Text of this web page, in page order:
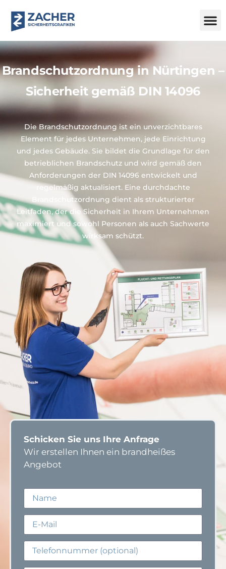
Brandschutzordnung in Nürtingen –
Sicherheit gemäß DIN 14096
Die Brandschutzordnung ist ein unverzichtbares
Element für jedes Unternehmen, jede Einrichtung
und jedes Gebäude. Sie bildet die Grundlage für den
betrieblichen Brandschutz und wird gemäß den
Anforderungen der DIN 14096 entwickelt und
regelmäßig aktualisiert. Eine durchdachte
Brandschutzordnung dient als strukturierter
Leitfaden, der die Sicherheit in Ihrem Unternehmen
maximiert und sowohl Personen als auch Sachwerte
wirksam schützt.
Schicken Sie uns Ihre Anfrage
Wir erstellen Ihnen ein brandheißes
Angebot